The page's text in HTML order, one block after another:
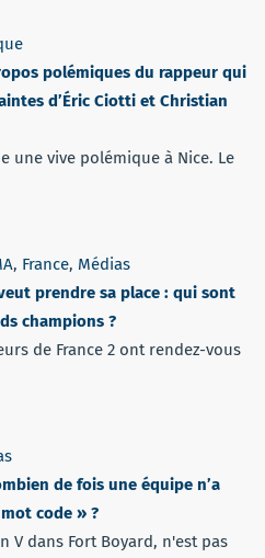
polémiques du rappeur qui
d’Éric Ciotti et Christian
une vive polémique à Nice. Le
, France, Médias
prendre sa place : qui sont
champions ?
de France 2 ont rendez-vous
de fois une équipe n’a
code » ?
V dans Fort Boyard, n'est pas